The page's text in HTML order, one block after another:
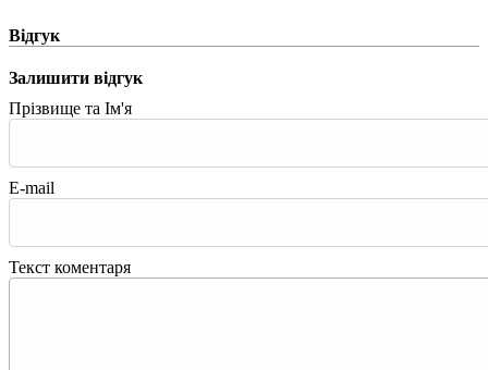
Відгук
Залишити відгук
Прізвище та Ім'я
E-mail
Текст коментаря